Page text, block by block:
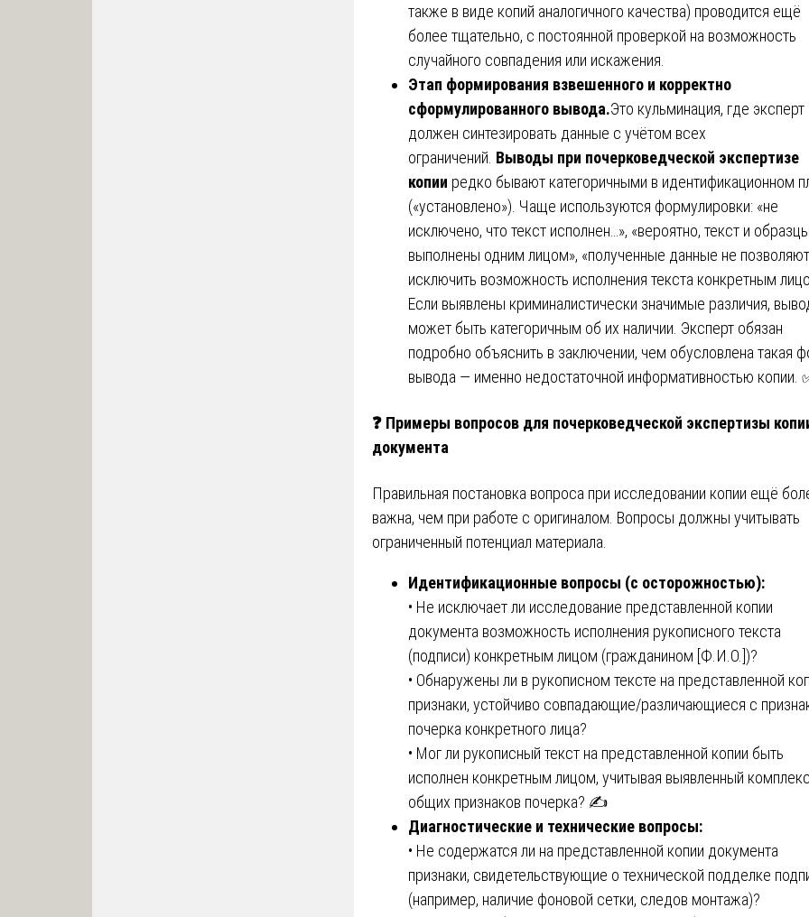
также в виде копий аналогичного качества) проводится ещё
более тщательно, с постоянной проверкой на возможность
случайного совпадения или искажения.
Этап формирования взвешенного и корректно
сформулированного вывода.Это кульминация, где эксперт
должен синтезировать данные с учётом всех
ограничений. Выводы при почерковедческой экспертизе
копии редко бывают категоричными в идентификационном
(«установлено»). Чаще используются формулировки: «не
исключено, что текст исполнен…», «вероятно, текст и образцы
выполнены одним лицом», «полученные данные не позволяют
исключить возможность исполнения текста конкретным
Если выявлены криминалистически значимые различия,
может быть категоричным об их наличии. Эксперт обязан
подробно объяснить в заключении, чем обусловлена такая
вывода — именно недостаточной информативностью копии.
❓ Примеры вопросов для почерковедческой экспертизы
документа
Правильная постановка вопроса при исследовании копии ещё
важна, чем при работе с оригиналом. Вопросы должны учитывать
ограниченный потенциал материала.
Идентификационные вопросы (с осторожностью):
• Не исключает ли исследование представленной копии
документа возможность исполнения рукописного текста
(подписи) конкретным лицом (гражданином [Ф.И.О.])?
• Обнаружены ли в рукописном тексте на представленной
признаки, устойчиво совпадающие/различающиеся с
почерка конкретного лица?
• Мог ли рукописный текст на представленной копии быть
исполнен конкретным лицом, учитывая выявленный комплекс
общих признаков почерка? ✍️
Диагностические и технические вопросы:
• Не содержатся ли на представленной копии документа
признаки, свидетельствующие о технической подделке
(например, наличие фоновой сетки, следов монтажа)?